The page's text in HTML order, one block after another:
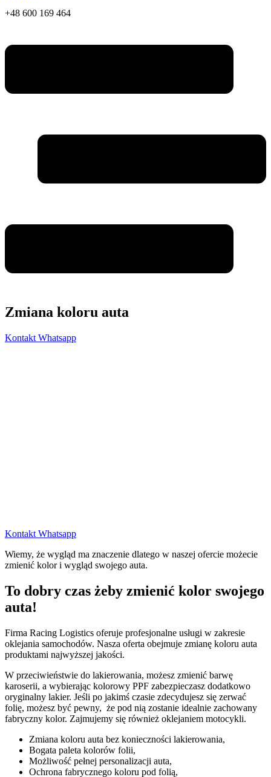
+48 600 169 464
Zmiana koloru auta
Kontakt Whatsapp
Kontakt Whatsapp
Wiemy, że wygląd ma znaczenie dlatego w naszej ofercie możecie
zmienić kolor i wygląd swojego auta.
To dobry czas żeby zmienić kolor swojego
auta!
Firma Racing Logistics oferuje profesjonalne usługi w zakresie
oklejania samochodów. Nasza oferta obejmuje zmianę koloru auta
produktami najwyższej jakości.
W przeciwieństwie do lakierowania, możesz zmienić barwę
karoserii, a wybierając kolorowy PPF zabezpieczasz dodatkowo
oryginalny lakier. Jeśli po jakimś czasie zdecydujesz się zerwać
folię, możesz być pewny, że pod nią zostanie idealnie zachowany
fabryczny kolor. Zajmujemy się również oklejaniem motocykli.
Zmiana koloru auta bez konieczności lakierowania,
Bogata paleta kolorów folii,
Możliwość pełnej personalizacji auta,
Ochrona fabrycznego koloru pod folią,